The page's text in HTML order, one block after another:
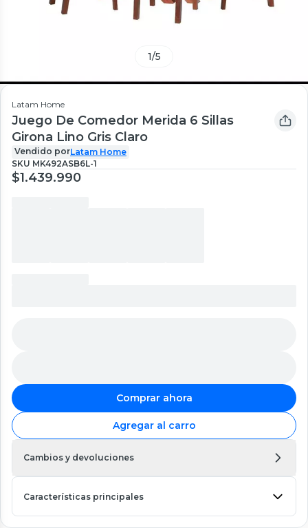
1/5
Latam Home
Juego De Comedor Merida 6 Sillas
Girona Lino Gris Claro
Vendido porLatam Home
SKU MK492ASB6L-1
$1.439.990
Comprar ahora
Agregar al carro
Cambios y devoluciones
Características principales